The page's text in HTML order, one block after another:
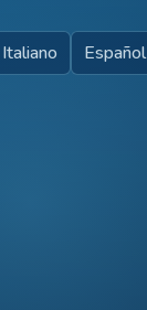
Italiano Español